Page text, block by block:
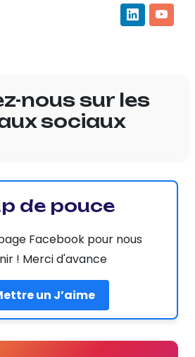
nous sur les
sociaux
de pouce
Facebook pour nous
! Merci d'avance
un J’aime